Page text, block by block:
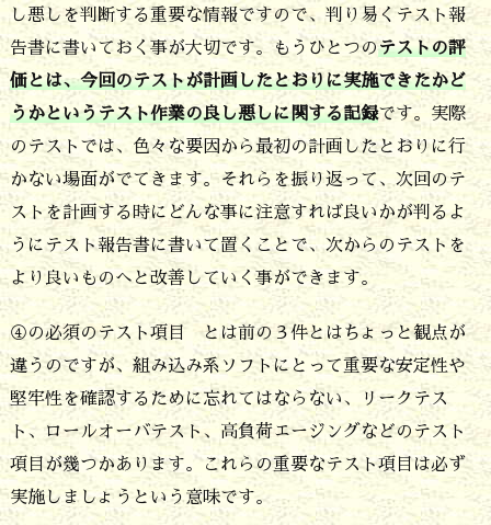
す
る
テ
ス
ト
の
種
類
を
選
定
し
て
管
し悪しを判断する重要な情報ですので、判り易くテスト報
告書に書いておく事が大切です。もうひとつのテストの評
価とは、今回のテストが計画したとおりに実施できたかど
うかというテスト作業の良し悪しに関する記録です。実際
のテストでは、色々な要因から最初の計画したとおりに行
かない場面がでてきます。それらを振り返って、次回のテ
ストを計画する時にどんな事に注意すれば良いかが判るよ
うにテスト報告書に書いて置くことで、次からのテストを
より良いものへと改善していく事ができます。
④の必須のテスト項目 とは前の３件とはちょっと観点が
違うのですが、組み込み系ソフトにとって重要な安定性や
堅牢性を確認するために忘れてはならない、リークテス
ト、ロールオーバテスト、高負荷エージングなどのテスト
項目が幾つかあります。これらの重要なテスト項目は必ず
実施しましょうという意味です。